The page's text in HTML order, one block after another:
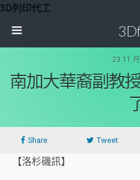
3D列印代工
23 11
南加大華裔副教
Share Tweet
【洛杉磯訊】